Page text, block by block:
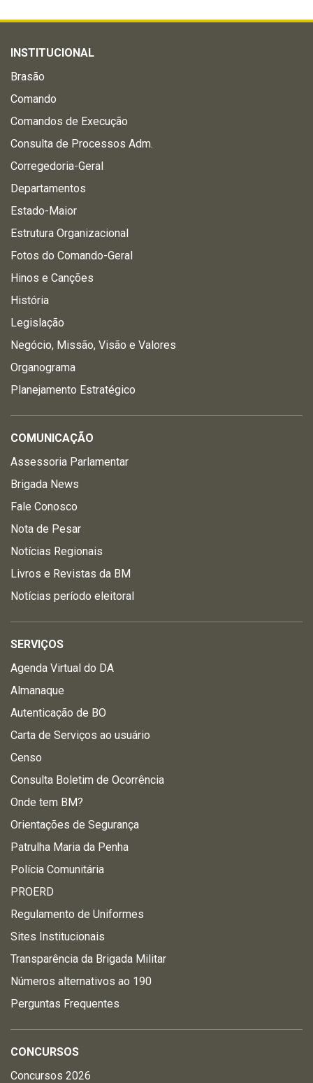
INSTITUCIONAL
Brasão
Comando
Comandos de Execução
Consulta de Processos Adm.
Corregedoria-Geral
Departamentos
Estado-Maior
Estrutura Organizacional
Fotos do Comando-Geral
Hinos e Canções
História
Legislação
Negócio, Missão, Visão e Valores
Organograma
Planejamento Estratégico
COMUNICAÇÃO
Assessoria Parlamentar
Brigada News
Fale Conosco
Nota de Pesar
Notícias Regionais
Livros e Revistas da BM
Notícias período eleitoral
SERVIÇOS
Agenda Virtual do DA
Almanaque
Autenticação de BO
Carta de Serviços ao usuário
Censo
Consulta Boletim de Ocorrência
Onde tem BM?
Orientações de Segurança
Patrulha Maria da Penha
Polícia Comunitária
PROERD
Regulamento de Uniformes
Sites Institucionais
Transparência da Brigada Militar
Números alternativos ao 190
Perguntas Frequentes
CONCURSOS
Concursos 2026